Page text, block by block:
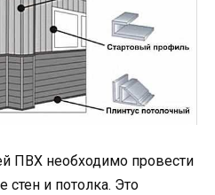
ПВХ необходимо провести
стен и потолка. Это